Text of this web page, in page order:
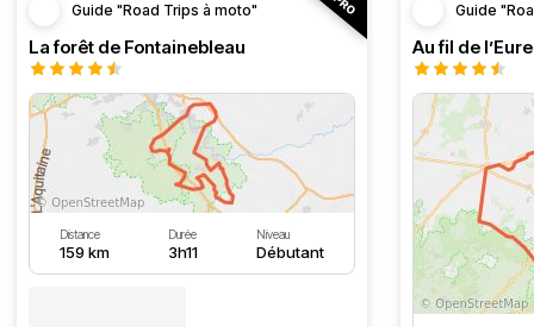
Guide "Road Trips à moto"
La forêt de Fontainebleau
Distance
159 km
Durée
3h11
Niveau
Débutant
Guide
Au fil de l’Eure